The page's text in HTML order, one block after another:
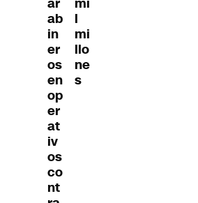
ar
ab
in
er
os
en
op
er
at
iv
os
co
nt
mi
l
mi
llo
ne
s